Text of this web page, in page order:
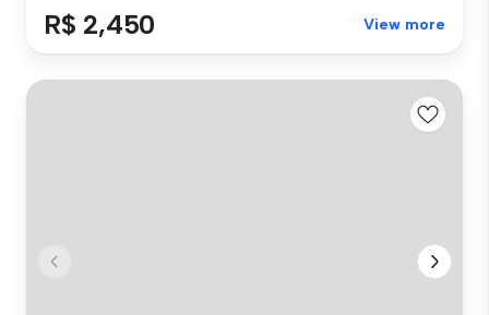
R$ 2,450 View more